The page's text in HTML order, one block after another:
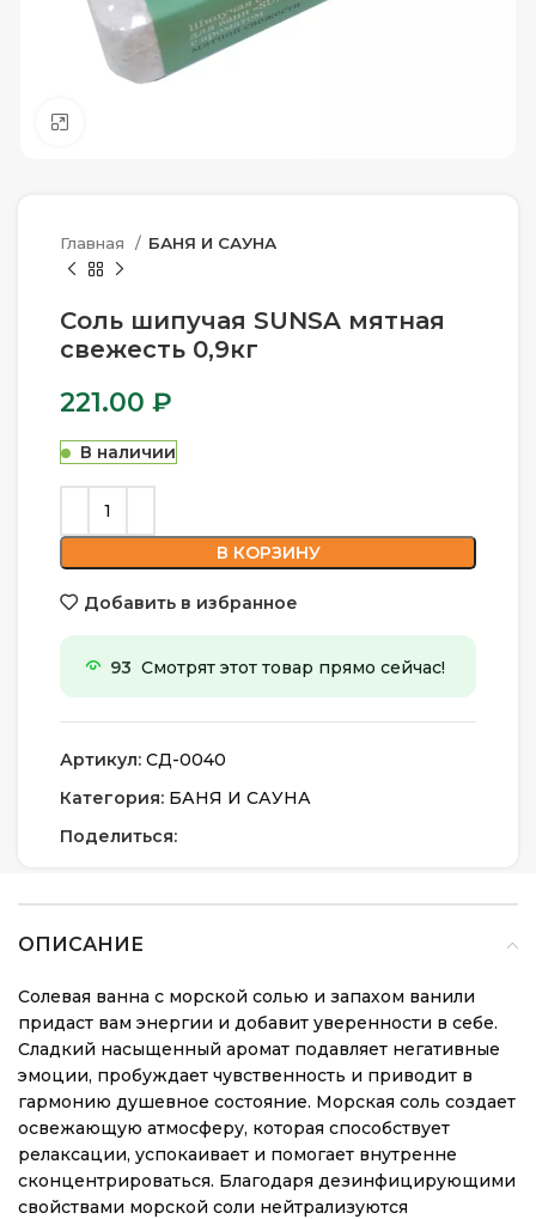
Главная БАНЯ И САУНА
Соль шипучая SUNSA мятная
свежесть 0,9кг
221.00 ₽
В наличии
В КОРЗИНУ
Добавить в избранное
93 Смотрят этот товар прямо сейчас!
Артикул: СД-0040
Категория: БАНЯ И САУНА
Поделиться:
ОПИСАНИЕ
Солевая ванна с морской солью и запахом ванили
придаст вам энергии и добавит уверенности в себе.
Сладкий насыщенный аромат подавляет негативные
эмоции, пробуждает чувственность и приводит в
гармонию душевное состояние. Морская соль создает
освежающую атмосферу, которая способствует
релаксации, успокаивает и помогает внутренне
сконцентрироваться. Благодаря дезинфицирующими
свойствами морской соли нейтрализуются